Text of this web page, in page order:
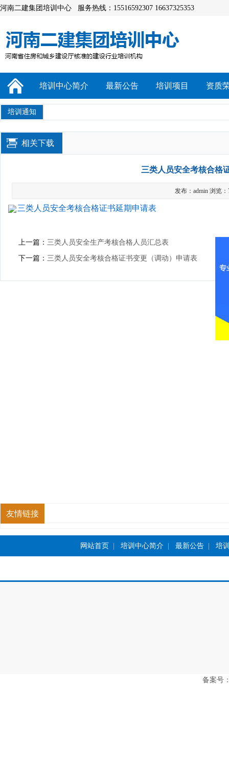
河南二建集团培训中心 服务热线：15516592307 16637325353
培训中心简介 最新公告 培训项目 资质
培训通知
相关下载
三类人员安全考核合格
发布：admin 浏览：
三类人员安全考核合格证书延期申请表
上一篇： 三类人员安全生产考核合格人员汇总表
下一篇： 三类人员安全考核合格证书变更（调动）申请表
友情链接
网站首页 培训中心简介| 最新公告| 培
备案号